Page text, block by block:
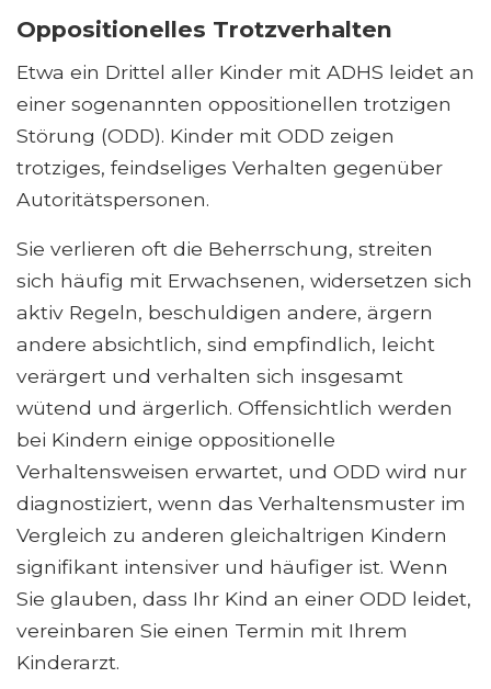
Oppositionelles Trotzverhalten
Etwa ein Drittel aller Kinder mit ADHS leidet an
einer sogenannten oppositionellen trotzigen
Störung (ODD). Kinder mit ODD zeigen
trotziges, feindseliges Verhalten gegenüber
Autoritätspersonen.
Sie verlieren oft die Beherrschung, streiten
sich häufig mit Erwachsenen, widersetzen sich
aktiv Regeln, beschuldigen andere, ärgern
andere absichtlich, sind empfindlich, leicht
verärgert und verhalten sich insgesamt
wütend und ärgerlich. Offensichtlich werden
bei Kindern einige oppositionelle
Verhaltensweisen erwartet, und ODD wird nur
diagnostiziert, wenn das Verhaltensmuster im
Vergleich zu anderen gleichaltrigen Kindern
signifikant intensiver und häufiger ist. Wenn
Sie glauben, dass Ihr Kind an einer ODD leidet,
vereinbaren Sie einen Termin mit Ihrem
Kinderarzt.